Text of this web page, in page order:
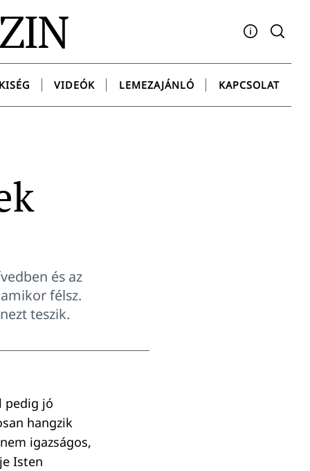
Facebook
YouTubeInstagram
TwitterSpotify
VIDEÓK LEMEZAJÁNLÓ KAPCSOLAT
és az
félsz.
teszik.
pedig jó
hangzik
igazságos,
Isten